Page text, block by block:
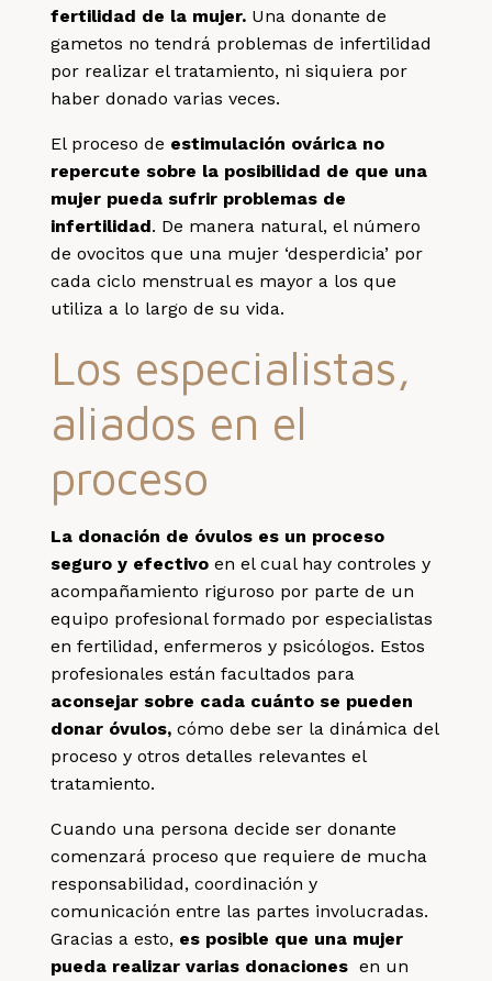
fertilidad de la mujer. Una donante de
gametos no tendrá problemas de infertilidad
por realizar el tratamiento, ni siquiera por
haber donado varias veces.
El proceso de estimulación ovárica no
repercute sobre la posibilidad de que una
mujer pueda sufrir problemas de
infertilidad. De manera natural, el número
de ovocitos que una mujer ‘desperdicia’ por
cada ciclo menstrual es mayor a los que
utiliza a lo largo de su vida.
Los especialistas,
aliados en el
proceso
La donación de óvulos es un proceso
seguro y efectivo en el cual hay controles y
acompañamiento riguroso por parte de un
equipo profesional formado por especialistas
en fertilidad, enfermeros y psicólogos. Estos
profesionales están facultados para
aconsejar sobre cada cuánto se pueden
donar óvulos, cómo debe ser la dinámica del
proceso y otros detalles relevantes el
tratamiento.
Cuando una persona decide ser donante
comenzará proceso que requiere de mucha
responsabilidad, coordinación y
comunicación entre las partes involucradas.
Gracias a esto, es posible que una mujer
pueda realizar varias donaciones en un